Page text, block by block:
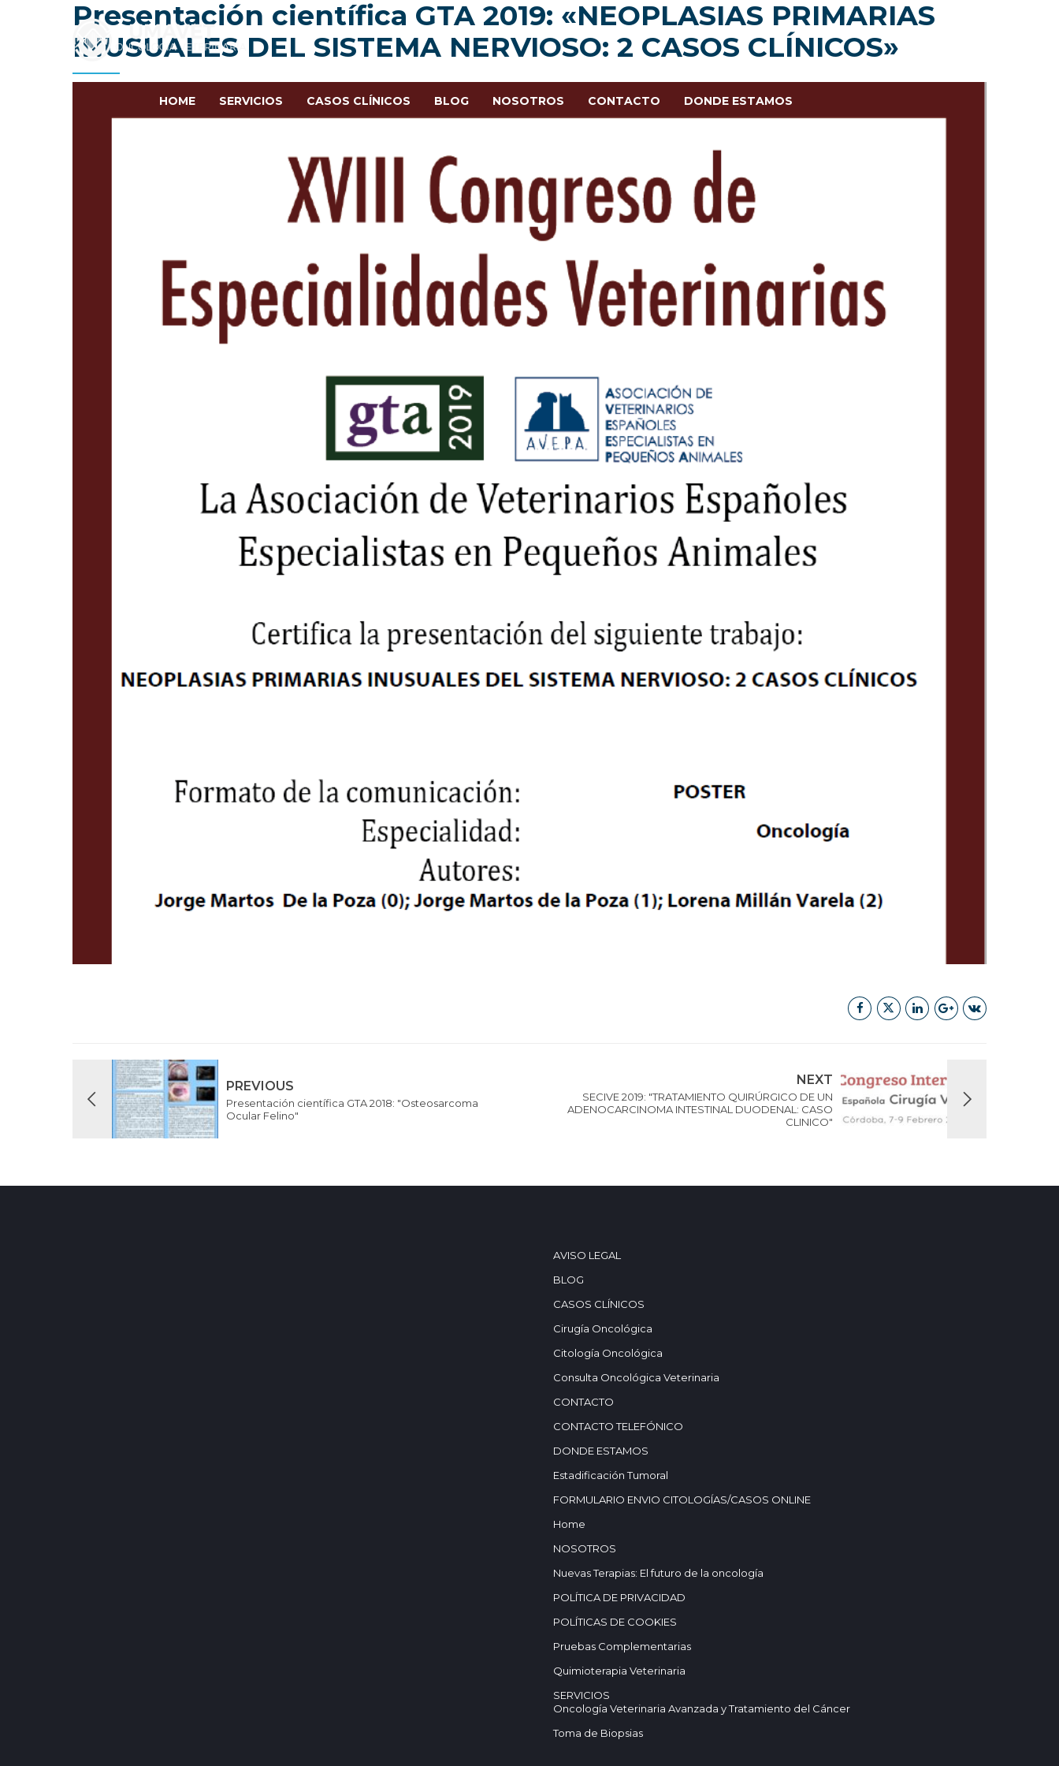
HOME SERVICIOS CASOS CLÍNICOS BLOG NOSOTROS CONTACTO DONDE ESTAMOS
Presentación científica GTA 2019: «NEOPLASIAS PRIMARIAS
INUSUALES DEL SISTEMA NERVIOSO: 2 CASOS CLÍNICOS»
PREVIOUS
Presentación científica GTA 2018: "Osteosarcoma
Ocular Felino"
NEXT
SECIVE 2019: "TRATAMIENTO QUIRÚRGICO DE UN
ADENOCARCINOMA INTESTINAL DUODENAL: CASO
CLINICO"
AVISO LEGAL
BLOG
CASOS CLÍNICOS
Cirugía Oncológica
Citología Oncológica
Consulta Oncológica Veterinaria
CONTACTO
CONTACTO TELEFÓNICO
DONDE ESTAMOS
Estadificación Tumoral
FORMULARIO ENVIO CITOLOGÍAS/CASOS ONLINE
Home
NOSOTROS
Nuevas Terapias: El futuro de la oncología
POLÍTICA DE PRIVACIDAD
POLÍTICAS DE COOKIES
Pruebas Complementarias
Quimioterapia Veterinaria
SERVICIOS
Oncología Veterinaria Avanzada y Tratamiento del Cáncer
Toma de Biopsias